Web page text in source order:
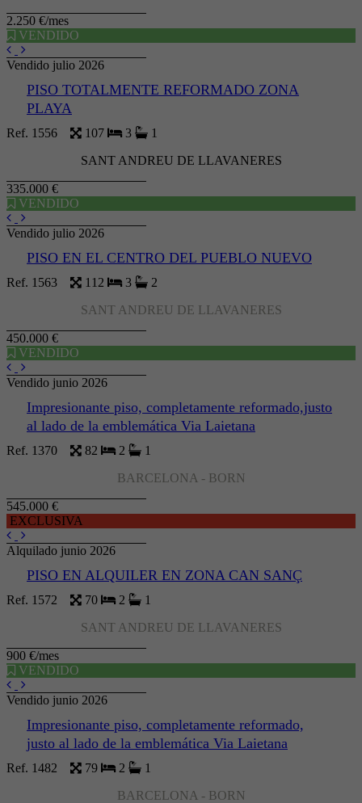
2.250 €/mes
VENDIDO
Vendido julio 2026
PISO TOTALMENTE REFORMADO ZONA
PLAYA
Ref. 1556 107 3 1
SANT ANDREU DE LLAVANERES
335.000 €
VENDIDO
Vendido julio 2026
PISO EN EL CENTRO DEL PUEBLO NUEVO
Ref. 1563 112 3 2
SANT ANDREU DE LLAVANERES
450.000 €
VENDIDO
Vendido junio 2026
Impresionante piso, completamente reformado,justo
al lado de la emblemática Via Laietana
Ref. 1370 82 2 1
BARCELONA - BORN
545.000 €
EXCLUSIVA
Alquilado junio 2026
PISO EN ALQUILER EN ZONA CAN SANÇ
Ref. 1572 70 2 1
SANT ANDREU DE LLAVANERES
900 €/mes
VENDIDO
Vendido junio 2026
Impresionante piso, completamente reformado,
justo al lado de la emblemática Via Laietana
Ref. 1482 79 2 1
BARCELONA - BORN